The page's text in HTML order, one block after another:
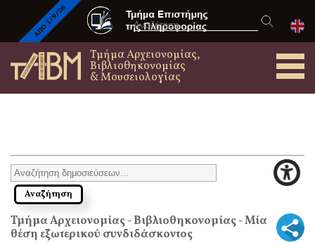
Τμήμα Αρχειονομίας,
Βιβλιοθηκονομίας
& Μουσειολογίας
Τμήμα Αρχειονομίας - Βιβλιοθηκονομίας - Μία
θέση εξωτερικού συνδιδάσκοντος